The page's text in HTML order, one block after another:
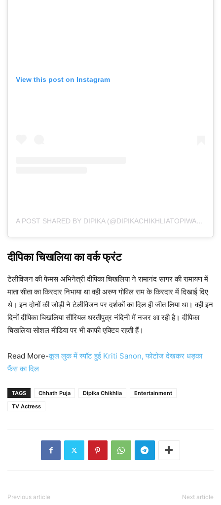
View this post on Instagram
A POST SHARED BY DIPIKA (@DIPIKACHIKHLIATOPIWALA)
दीपिका चिखलिया का वर्क फ्रंट
टेलीविजन की फेमस अभिनेत्री दीपिका चिखलिया ने रामानंद सागर की रामायण में
माता सीता का किरदार निभाया था वही अरुण गोविल राम के किरदार में दिखाई दिए
थे। इन दोनों की जोड़ी ने टेलीविजन पर दर्शकों का दिल ही जीत लिया था। वही इन
दिनों दीपिका चिखलिया सीरियल धरतीपुत्र नंदिनी में नजर आ रही है। दीपिका
चिखलिया सोशल मीडिया पर भी काफी एक्टिव रहती हैं।
Read More-कूल लुक में स्पॉट हुई Kriti Sanon, फोटोज देखकर धड़का
फैंस का दिल
TAGS Chhath Puja Dipika Chikhlia
Entertainment
TV Actress
Previous article Next article